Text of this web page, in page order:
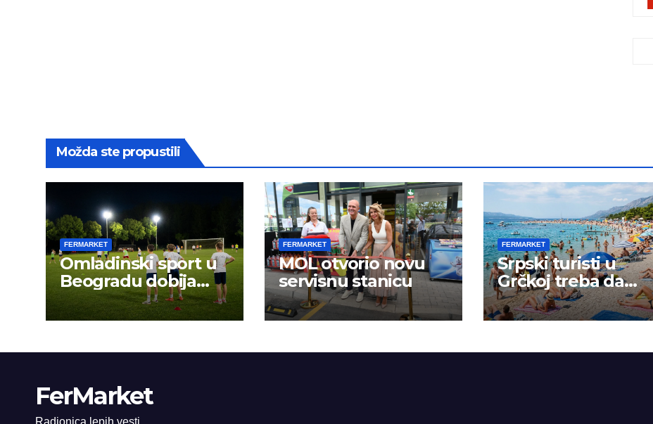
Možda ste propustili
FERMARKET
Omladinski sport u
Beogradu dobija
novu energiju:
FERMARKET
MOL otvorio novu
servisnu stanicu
FERMARKET
Srpski turisti u
Grčkoj treba da
budu na oprezu
FerMarket
Radionica lepih vesti